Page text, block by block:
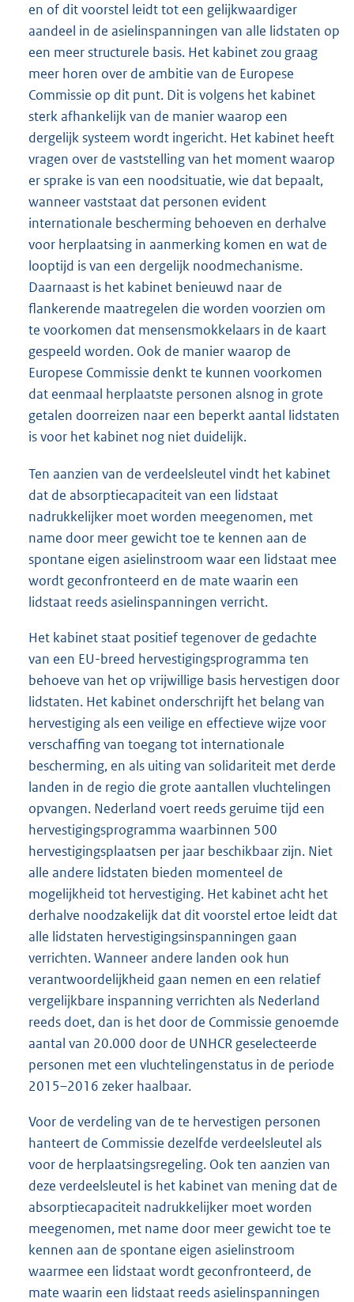
en of dit voorstel leidt tot een gelijkwaardiger
aandeel in de asielinspanningen van alle lidstaten op
een meer structurele basis. Het kabinet zou graag
meer horen over de ambitie van de Europese
Commissie op dit punt. Dit is volgens het kabinet
sterk afhankelijk van de manier waarop een
dergelijk systeem wordt ingericht. Het kabinet heeft
vragen over de vaststelling van het moment waarop
er sprake is van een noodsituatie, wie dat bepaalt,
wanneer vaststaat dat personen evident
internationale bescherming behoeven en derhalve
voor herplaatsing in aanmerking komen en wat de
looptijd is van een dergelijk noodmechanisme.
Daarnaast is het kabinet benieuwd naar de
flankerende maatregelen die worden voorzien om
te voorkomen dat mensensmokkelaars in de kaart
gespeeld worden. Ook de manier waarop de
Europese Commissie denkt te kunnen voorkomen
dat eenmaal herplaatste personen alsnog in grote
getalen doorreizen naar een beperkt aantal lidstaten
is voor het kabinet nog niet duidelijk.
Ten aanzien van de verdeelsleutel vindt het kabinet
dat de absorptiecapaciteit van een lidstaat
nadrukkelijker moet worden meegenomen, met
name door meer gewicht toe te kennen aan de
spontane eigen asielinstroom waar een lidstaat mee
wordt geconfronteerd en de mate waarin een
lidstaat reeds asielinspanningen verricht.
Het kabinet staat positief tegenover de gedachte
van een EU-breed hervestigingsprogramma ten
behoeve van het op vrijwillige basis hervestigen door
lidstaten. Het kabinet onderschrijft het belang van
hervestiging als een veilige en effectieve wijze voor
verschaffing van toegang tot internationale
bescherming, en als uiting van solidariteit met derde
landen in de regio die grote aantallen vluchtelingen
opvangen. Nederland voert reeds geruime tijd een
hervestigingsprogramma waarbinnen 500
hervestigingsplaatsen per jaar beschikbaar zijn. Niet
alle andere lidstaten bieden momenteel de
mogelijkheid tot hervestiging. Het kabinet acht het
derhalve noodzakelijk dat dit voorstel ertoe leidt dat
alle lidstaten hervestigingsinspanningen gaan
verrichten. Wanneer andere landen ook hun
verantwoordelijkheid gaan nemen en een relatief
vergelijkbare inspanning verrichten als Nederland
reeds doet, dan is het door de Commissie genoemde
aantal van 20.000 door de UNHCR geselecteerde
personen met een vluchtelingenstatus in de periode
2015–2016 zeker haalbaar.
Voor de verdeling van de te hervestigen personen
hanteert de Commissie dezelfde verdeelsleutel als
voor de herplaatsingsregeling. Ook ten aanzien van
deze verdeelsleutel is het kabinet van mening dat de
absorptiecapaciteit nadrukkelijker moet worden
meegenomen, met name door meer gewicht toe te
kennen aan de spontane eigen asielinstroom
waarmee een lidstaat wordt geconfronteerd, de
mate waarin een lidstaat reeds asielinspanningen